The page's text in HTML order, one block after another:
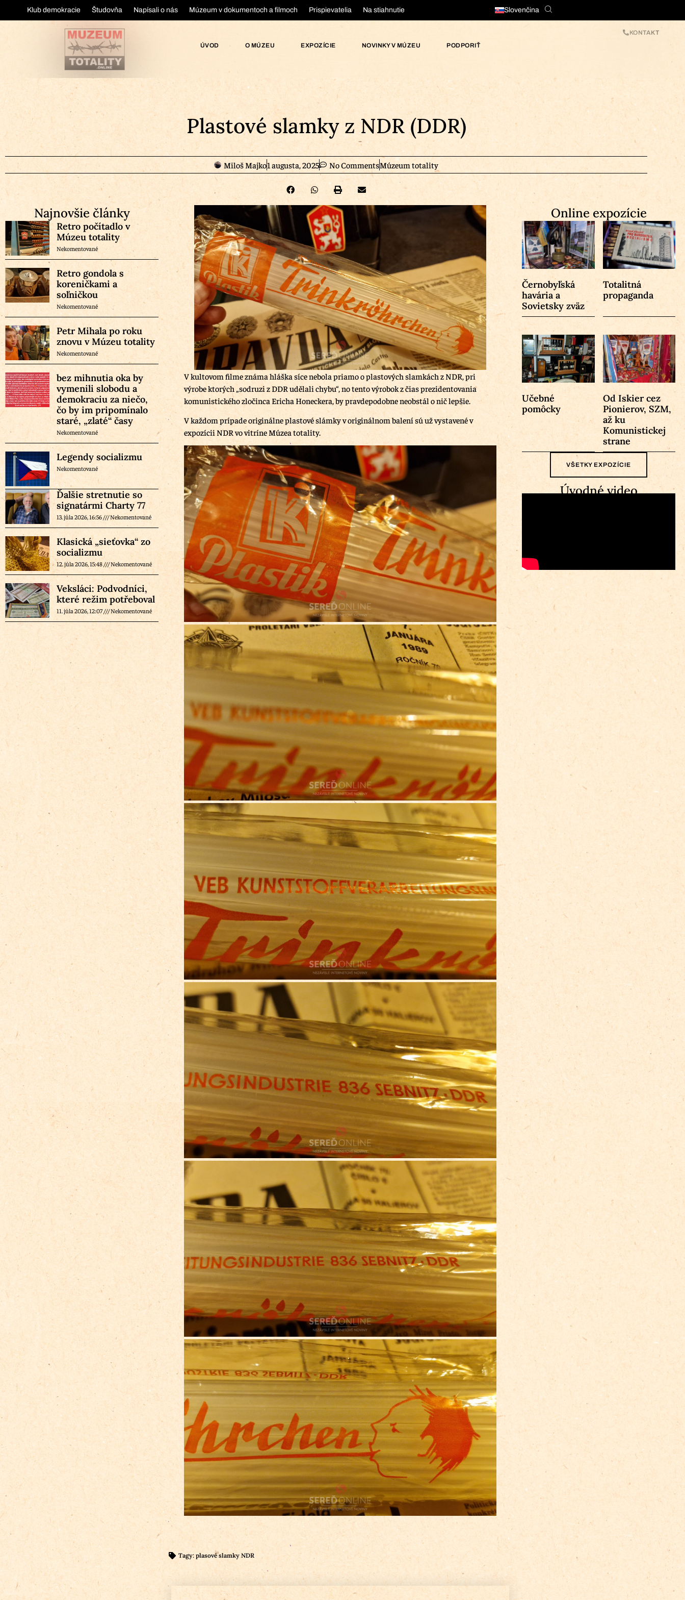
Klub demokracie Študovňa Napísali o nás Múzeum v dokumentoch a filmoch Prispievatelia Na stiahnutie Slovenčina
ÚVOD O MÚZEU EXPOZÍCIE NOVINKY V MÚZEU PODPORIŤ
KONTAKT
Plastové slamky z NDR (DDR)
Miloš Majko1 augusta, 2025 No CommentsMúzeum totality
Najnovšie články
Retro počítadlo v
Múzeu totality
Nekomentované
Retro gondola s
koreničkami a
soľničkou
Nekomentované
Petr Mihala po roku
znovu v Múzeu totality
Nekomentované
bez mihnutia oka by
vymenili slobodu a
demokraciu za niečo,
čo by im pripomínalo
staré, „zlaté“ časy
Nekomentované
Legendy socializmu
Nekomentované
Ďalšie stretnutie so
signatármi Charty 77
13. júla 2026, 16:56 Nekomentované
Klasická „sieťovka“ zo
socializmu
12. júla 2026, 15:48 Nekomentované
Veksláci: Podvodníci,
které režim potřeboval
11. júla 2026, 12:07 Nekomentované
V kultovom filme známa hláška síce nebola priamo o plastových slamkách z NDR, pri
výrobe ktorých „sodruzi z DDR udělali chybu“, no tento výrobok z čias prezidentovania
komunistického zločinca Ericha Honeckera, by pravdepodobne neobstál o nič lepšie.
V každom prípade originálne plastové slámky v originálnom balení sú už vystavené v
expozícii NDR vo vitríne Múzea totality.
Online expozície
Černobyľská
havária a
Sovietsky zväz
Totalitná
propaganda
Učebné
pomôcky
Od Iskier cez
Pionierov, SZM,
až ku
Komunistickej
strane
VŠETKY EXPOZÍCIE
Úvodné video
Tagy: plasové slamky NDR